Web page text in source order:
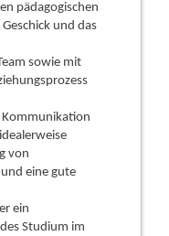
pädagogischen
und das
sowie mit
Kommunikation
von
eine gute
ein
Studium im